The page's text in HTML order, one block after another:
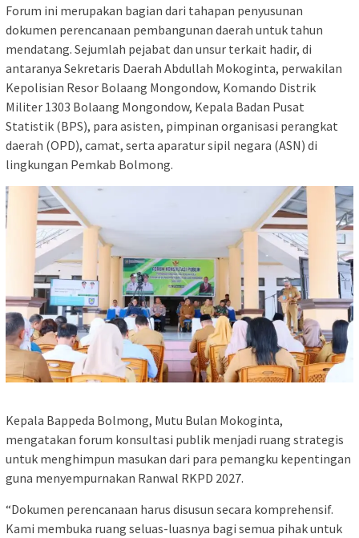
Forum ini merupakan bagian dari tahapan penyusunan
dokumen perencanaan pembangunan daerah untuk tahun
mendatang. Sejumlah pejabat dan unsur terkait hadir, di
antaranya Sekretaris Daerah Abdullah Mokoginta, perwakilan
Kepolisian Resor Bolaang Mongondow, Komando Distrik
Militer 1303 Bolaang Mongondow, Kepala Badan Pusat
Statistik (BPS), para asisten, pimpinan organisasi perangkat
daerah (OPD), camat, serta aparatur sipil negara (ASN) di
lingkungan Pemkab Bolmong.
Kepala Bappeda Bolmong, Mutu Bulan Mokoginta,
mengatakan forum konsultasi publik menjadi ruang strategis
untuk menghimpun masukan dari para pemangku kepentingan
guna menyempurnakan Ranwal RKPD 2027.
“Dokumen perencanaan harus disusun secara komprehensif.
Kami membuka ruang seluas-luasnya bagi semua pihak untuk